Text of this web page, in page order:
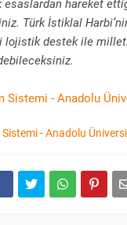
esaslardan hareket
Türk İstiklal
lojistik destek ile
Sistemi - Anadolu
Sistemi - Anadolu